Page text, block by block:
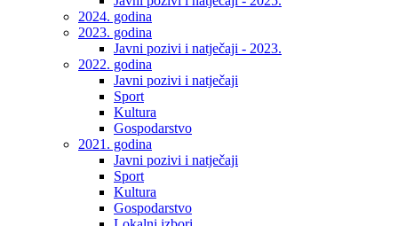
2024. godina
2023. godina
Javni pozivi i natječaji - 2023.
2022. godina
Javni pozivi i natječaji
Sport
Kultura
Gospodarstvo
2021. godina
Javni pozivi i natječaji
Sport
Kultura
Gospodarstvo